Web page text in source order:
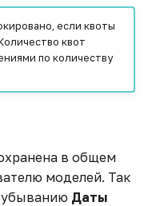
с
(верт.)
с
(гор.)
если квоты
квот
по количеству
в общем
моделей. Так
убыванию Даты